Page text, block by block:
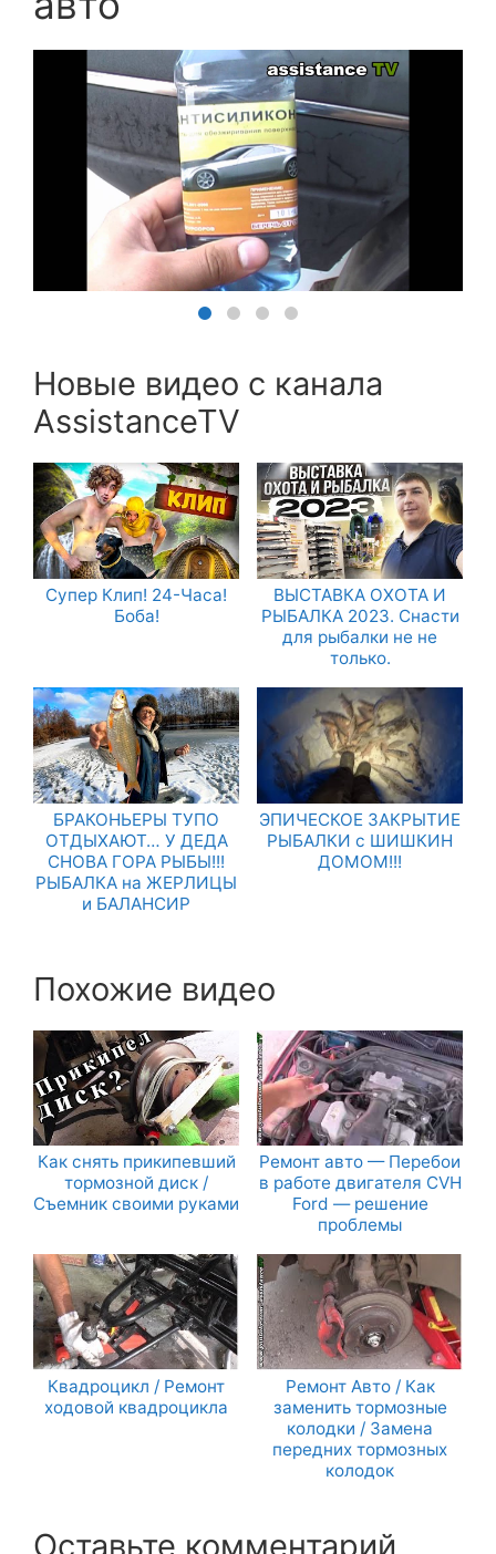
Новые видео с канала
AssistanceTV
Супер Клип! 24-Часа!
Боба!
ВЫСТАВКА ОХОТА И
РЫБАЛКА 2023. Снасти
для рыбалки не не
только.
БРАКОНЬЕРЫ ТУПО
ОТДЫХАЮТ… У ДЕДА
СНОВА ГОРА РЫБЫ!!!
РЫБАЛКА на ЖЕРЛИЦЫ
и БАЛАНСИР
ЭПИЧЕСКОЕ ЗАКРЫТИЕ
РЫБАЛКИ с ШИШКИН
ДОМОМ!!!
Похожие видео
Как снять прикипевший
тормозной диск /
Съемник своими руками
Ремонт авто — Перебои
в работе двигателя CVH
Ford — решение
проблемы
Квадроцикл / Ремонт
ходовой квадроцикла
Ремонт Авто / Как
заменить тормозные
колодки / Замена
передних тормозных
колодок
Оставьте комментарий